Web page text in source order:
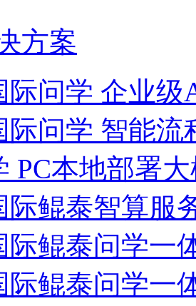
方案
际问学 企业级
际问学 智能流
PC本地部署
际鲲泰智算服
际鲲泰问学一
际鲲泰问学一